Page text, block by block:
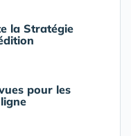
la Stratégie
pour les